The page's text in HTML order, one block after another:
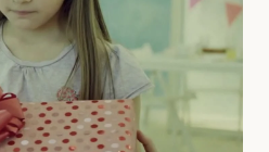
Day Makes”
Johnson